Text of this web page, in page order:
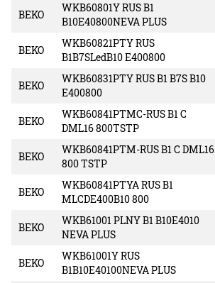
BEKO
WKB60801Y RUS B1
B10E40800NEVA PLUS
BEKO
WKB60821PTY RUS
B1B7SLedB10 E400800
BEKO
WKB60831PTY RUS B1 B7S B10
E400800
BEKO
WKB60841PTMC-RUS B1 C
DML16 800TSTP
BEKO
WKB60841PTM-RUS B1 C DML16
800 TSTP
BEKO
WKB60841PTYA RUS B1
MLCDE400B10 800
BEKO
WKB61001 PLNY B1 B10E4010
NEVA PLUS
BEKO
WKB61001Y RUS
B1B10E40100NEVA PLUS